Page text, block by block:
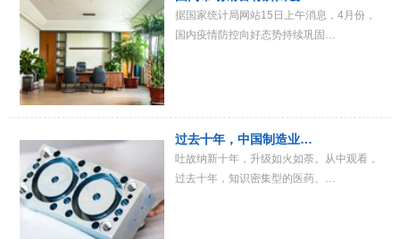
据国家统计局网站15日上午消息，4月份，
国内疫情防控向好态势持续巩固…
过去十年，中国制造业…
吐故纳新十年，升级如火如荼。从中观看，
过去十年，知识密集型的医药、…